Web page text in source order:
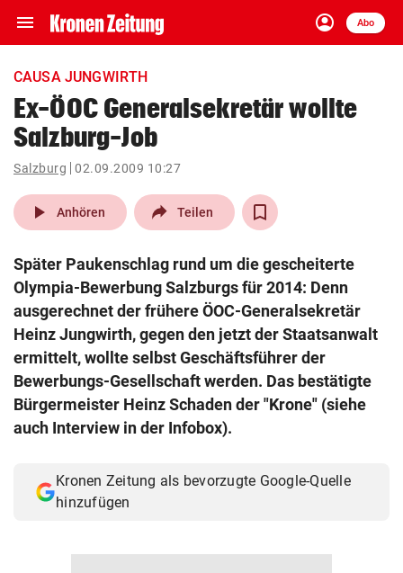
menu Navigation
ein-/ausklappen
account_circle
Anmelden
Abo
close Schließen
account_circle Anmelden
pin_drop
Wien arrow_right
search
Suchbegriff
eingeben
© Krone Multimedia GmbH & Co KG 2026
CAUSA JUNGWIRTH
Ex-ÖOC Generalsekretär wollte
Salzburg-Job
Salzburg 02.09.2009 10:27
play_arrow Anhören Teilen
Später Paukenschlag rund um die gescheiterte
Olympia-Bewerbung Salzburgs für 2014: Denn
ausgerechnet der frühere ÖOC-Generalsekretär
Heinz Jungwirth, gegen den jetzt der Staatsanwalt
ermittelt, wollte selbst Geschäftsführer der
Bewerbungs-Gesellschaft werden. Das bestätigte
Bürgermeister Heinz Schaden der "Krone" (siehe
auch Interview in der Infobox).
Kronen Zeitung als bevorzugte Google-Quelle
hinzufügen